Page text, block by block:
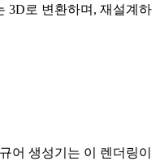
3D로 변환하며, 재설계하
어 생성기는 이 렌더링이